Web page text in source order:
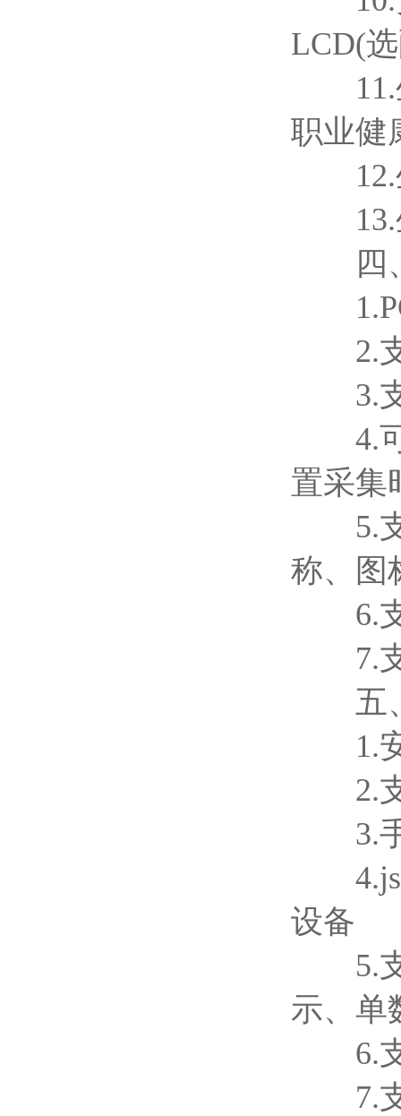
LCD(
11.生
职业健
12.生
13.
四、
1.PC
2.支
3.支
4.可
置采集
5.支
称、图
6.支
7.支
五、
1.安
2.支
3.手
设备
5.支
示、单
6.支
7.支